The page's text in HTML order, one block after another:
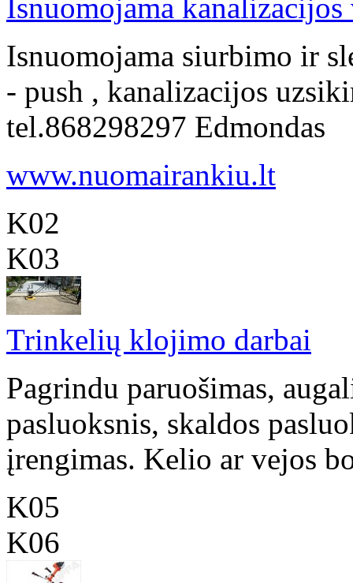
Isnuomojama
Isnuomojama siurbimo ir
- push , kanalizacijos
tel.868298297 Edmondas
www.nuomairankiu.lt
K02
K03
Trinkelių klojimo darbai
Pagrindu paruošimas,
pasluoksnis, skaldos
įrengimas. Kelio ar vejos
K05
K06